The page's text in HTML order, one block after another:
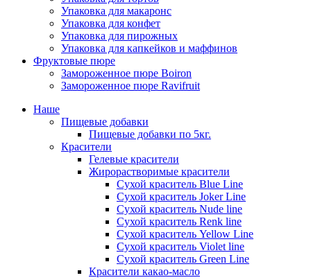
Упаковка для макаронс
Упаковка для конфет
Упаковка для пирожных
Упаковка для капкейков и маффинов
Фруктовые пюре
Замороженное пюре Boiron
Замороженное пюре Ravifruit
Наше
Пищевые добавки
Пищевые добавки по 5кг.
Красители
Гелевые красители
Жирорастворимые красители
Сухой краситель Blue Line
Сухой краситель Joker Line
Сухой краситель Nude line
Сухой краситель Renk line
Сухой краситель Yellow Line
Сухой краситель Violet line
Сухой краситель Green Line
Красители какао-масло